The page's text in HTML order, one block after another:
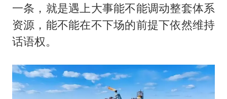
一条，就是遇上大事能不能调动整套体系
资源，能不能在不下场的前提下依然维持
话语权。